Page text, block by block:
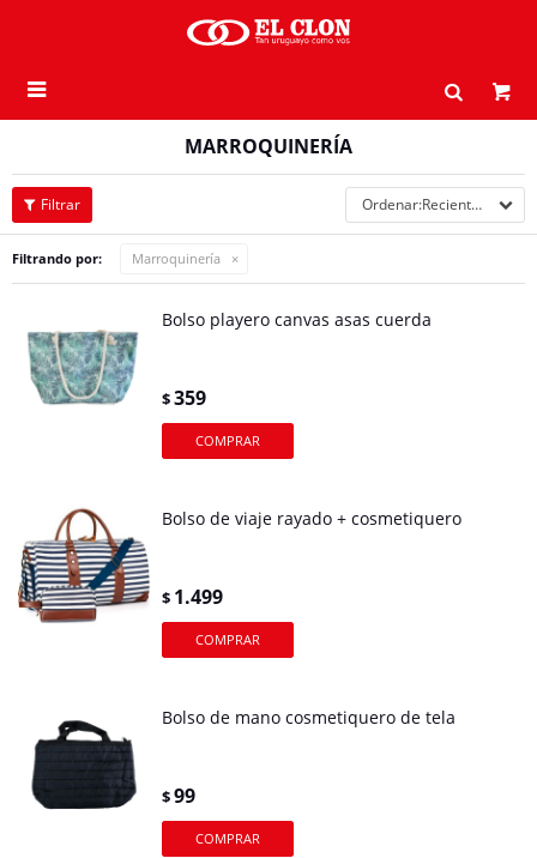

MARROQUINERÍA
Recientes
Filtrando por: Marroquinería
Bolso playero canvas asas cuerda
$359
Bolso de viaje rayado + cosmetiquero
$ 1.499
Bolso de mano cosmetiquero de tela
$99